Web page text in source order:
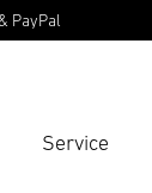
Service